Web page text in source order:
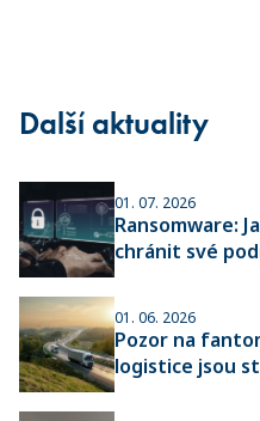
Další aktuality
01. 07. 2026
Ransomware:
chránit své
01. 06. 2026
Pozor na
logistice jsou